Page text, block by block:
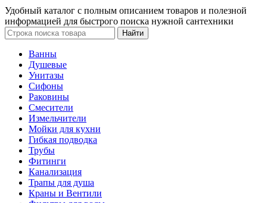
Удобный каталог с полным описанием товаров и полезной
информацией для быстрого поиска нужной сантехники
Ванны
Душевые
Унитазы
Сифоны
Раковины
Смесители
Измельчители
Мойки для кухни
Гибкая подводка
Трубы
Фитинги
Канализация
Трапы для душа
Краны и Вентили